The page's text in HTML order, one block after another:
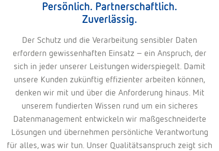
Persönlich. Partnerschaftlich.
Zuverlässig.
Der Schutz und die Verarbeitung sensibler Daten
erfordern gewissenhaften Einsatz – ein Anspruch, der
sich in jeder unserer Leistungen widerspiegelt. Damit
unsere Kunden zukünftig effizienter arbeiten können,
denken wir mit und über die Anforderung hinaus. Mit
unserem fundierten Wissen rund um ein sicheres
Datenmanagement entwickeln wir maßgeschneiderte
Lösungen und übernehmen persönliche Verantwortung
für alles, was wir tun. Unser Qualitätsanspruch zeigt sich